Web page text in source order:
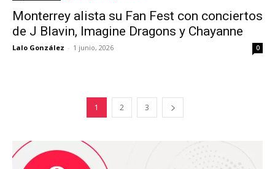
Monterrey alista su Fan Fest con conciertos
de J Blavin, Imagine Dragons y Chayanne
Lalo González - 1 junio, 2026 0
1 2 3